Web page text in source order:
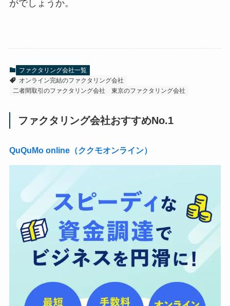
がでしょうか。
ファクタリング会社一覧
オンライン完結のファクタリング会社
二者間取引のファクタリング会社
東京のファクタリング会社
ファクタリング会社おすすめNo.1
QuQuMo online（ククモオンライン）